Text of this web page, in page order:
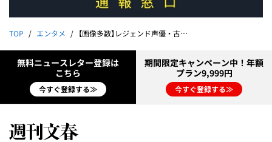
TOP エンタメ 【画像多数】レジェンド声優・古谷徹（70）30代ファン女性との《禁断不倫写真》
無料ニュースレター登録は
こちら
今すぐ登録する≫
期間限定キャンペーン中！年額
プラン9,999円
今すぐ登録する≫